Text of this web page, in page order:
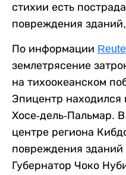
стихии есть
повреждения
По информации
землетрясение
на тихоокеанском
Эпицентр находился
Хосе-дель-Пальмар.
центре региона
повреждения зданий
Губернатор Чоко